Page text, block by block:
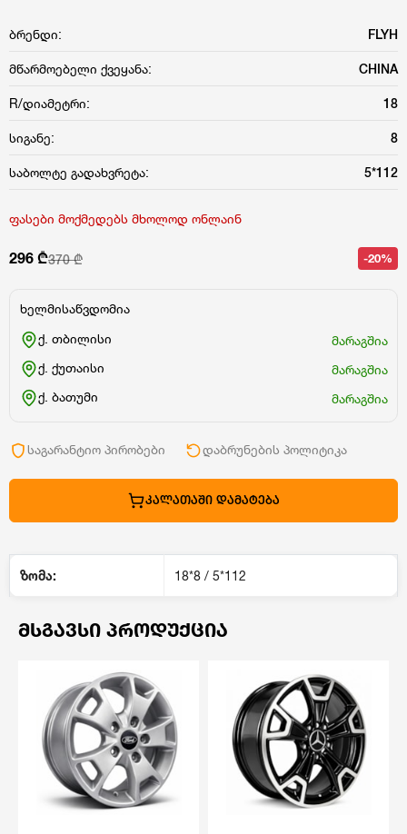
ბრენდი: FLYH
მწარმოებელი ქვეყანა: CHINA
R/დიამეტრი: 18
სიგანე: 8
საბოლტე გადახვრეტა: 5*112
ფასები მოქმედებს მხოლოდ ონლაინ
296 ₾370 ₾ -20%
ხელმისაწვდომია
ქ. თბილისი
მარაგშია
ქ. ქუთაისი
მარაგშია
ქ. ბათუმი
მარაგშია
საგარანტიო პირობები დაბრუნების პოლიტიკა
ᲙᲐᲚᲐᲗᲐᲨᲘ ᲓᲐᲛᲐᲢᲔᲑᲐ
ზომა: 18*8 / 5*112
ᲛᲡᲒᲐᲕᲡᲘ ᲞᲠᲝᲓᲣᲥᲪᲘᲐ